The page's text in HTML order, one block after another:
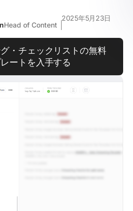
Head of Content
2025年5月23日
・チェックリストの無料
ートを入手する